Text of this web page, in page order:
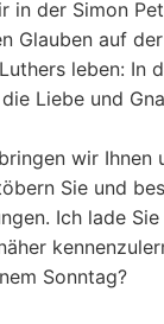
in der Simon
Glauben auf
leben: In
Liebe und
wir Ihnen
Sie und
Ich lade
Sonntag?